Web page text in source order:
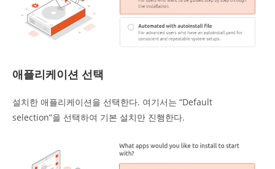
애플리케이션 선택
설치한 애플리케이션을 선택한다. 여기서는 “Default
selection”을 선택하여 기본 설치만 진행한다.